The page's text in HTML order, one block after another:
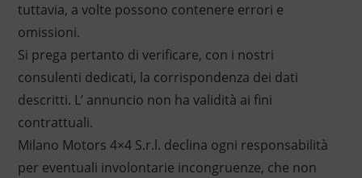
tuttavia, a volte possono contenere errori e
omissioni.
Si prega pertanto di verificare, con i nostri
consulenti dedicati, la corrispondenza dei dati
descritti. L’ annuncio non ha validità ai fini
contrattuali.
Milano Motors 4×4 S.r.l. declina ogni responsabilità
per eventuali involontarie incongruenze, che non